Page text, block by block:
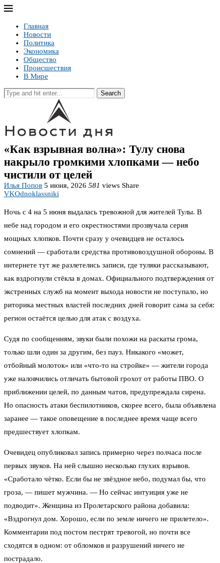
Главная
Новости
Политика
Экономика
Общество
Происшествия
В Мире
Search
«Как взрывная волна»: Тулу снова
накрыло громкими хлопками — небо
чистили от целей
Илья Попов 5 июня, 2026 581 views Share
VKOdnoklassniki
Ночь с 4 на 5 июня выдалась тревожной для жителей Тулы. В
небе над городом и его окрестностями прозвучала серия
мощных хлопков. Почти сразу у очевидцев не осталось
сомнений — сработали средства противовоздушной обороны. В
интернете тут же разлетелись записи, где туляки рассказывают,
как вздрогнули стёкла в домах. Официального подтверждения от
экстренных служб на момент выхода новости не поступало, но
риторика местных властей последних дней говорит сама за себя:
регион остаётся целью для атак с воздуха.
Судя по сообщениям, звуки были похожи на раскаты грома,
только шли один за другим, без пауз. Никакого «может,
отбойный молоток» или «что-то на стройке» — жители города
уже наловчились отличать бытовой грохот от работы ПВО. О
приближении целей, по данным чатов, предупреждала сирена.
Но опасность атаки беспилотников, скорее всего, была объявлена
заранее — такое оповещение в последнее время чаще всего
предшествует хлопкам.
Очевидец опубликовал запись примерно через полчаса после
первых звуков. На ней слышно несколько глухих взрывов.
«Сработало чётко. Если бы не звёздное небо, подумал бы, что
гроза, — пишет мужчина. — Но сейчас интуиция уже не
подводит». Женщина из Пролетарского района добавила:
«Вздрогнул дом. Хорошо, если по земле ничего не прилетело».
Комментарии под постом пестрят тревогой, но почти все
сходятся в одном: от обломков и разрушений ничего не
пострадало.